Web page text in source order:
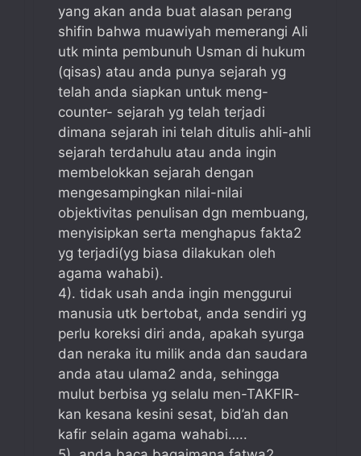
yang akan anda buat alasan perang
shifin bahwa muawiyah memerangi Ali
utk minta pembunuh Usman di hukum
(qisas) atau anda punya sejarah yg
telah anda siapkan untuk meng-
counter- sejarah yg telah terjadi
dimana sejarah ini telah ditulis ahli-ahli
sejarah terdahulu atau anda ingin
membelokkan sejarah dengan
mengesampingkan nilai-nilai
objektivitas penulisan dgn membuang,
menyisipkan serta menghapus fakta2
yg terjadi(yg biasa dilakukan oleh
agama wahabi).
4). tidak usah anda ingin menggurui
manusia utk bertobat, anda sendiri yg
perlu koreksi diri anda, apakah syurga
dan neraka itu milik anda dan saudara
anda atau ulama2 anda, sehingga
mulut berbisa yg selalu men-TAKFIR-
kan kesana kesini sesat, bid’ah dan
kafir selain agama wahabi…..